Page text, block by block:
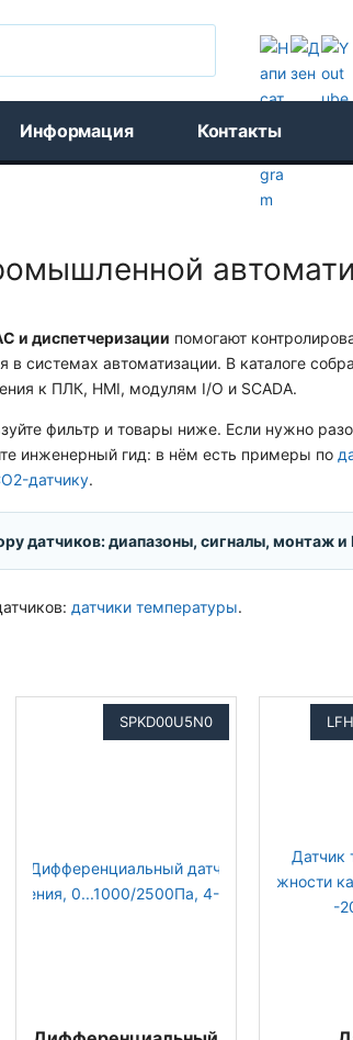
Информация Контакты
и диспетчеризации помогают
в системах автоматизации. В каталоге
к ПЛК, HMI, модулям I/O и SCADA.
фильтр и товары ниже. Если нужно
инженерный гид: в нём есть примеры по
датчику.
датчиков: диапазоны, сигналы, монтаж и
датчики температуры.
SPKD00U5N0